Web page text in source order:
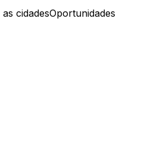
as cidadesOportunidades